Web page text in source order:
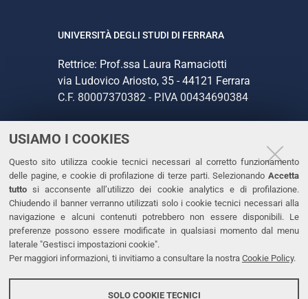
USIAMO I COOKIES
Questo sito utilizza cookie tecnici necessari al corretto funzionamento
delle pagine, e cookie di profilazione di terze parti. Selezionando Accetta
tutto si acconsente all’utilizzo dei cookie analytics e di profilazione.
Chiudendo il banner verranno utilizzati solo i cookie tecnici necessari alla
navigazione e alcuni contenuti potrebbero non essere disponibili. Le
preferenze possono essere modificate in qualsiasi momento dal menu
laterale "Gestisci impostazioni cookie".
Per maggiori informazioni, ti invitiamo a consultare la nostra Cookie Policy.
SOLO COOKIE TECNICI
UNIVERSITÀ DEGLI STUDI DI FERRARA
Rettrice: Prof.ssa Laura Ramaciotti
via Ludovico Ariosto, 35 - 44121 Ferrara
C.F. 80007370382 - P.IVA 00434690384
CONTATTI
Tel. +39 0532 293111
Fax. +39 0532 293031
PEC
LINKS
Dichiarazione di accessibilità